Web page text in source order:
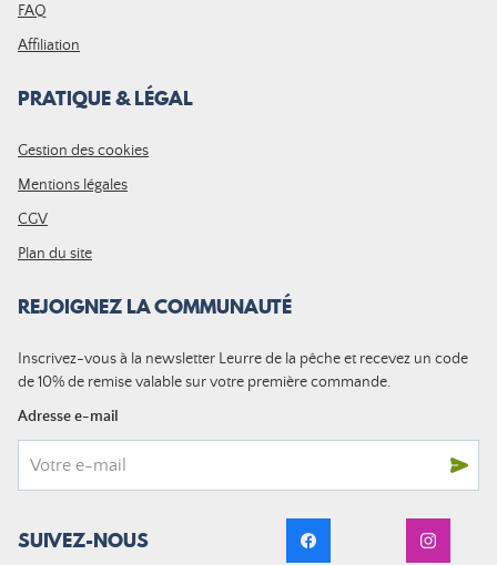
FAQ
Affiliation
PRATIQUE & LÉGAL
Gestion des cookies
Mentions légales
CGV
Plan du site
REJOIGNEZ LA COMMUNAUTÉ
Inscrivez-vous à la newsletter Leurre de la pêche et recevez un code
de 10% de remise valable sur votre première commande.
Adresse e-mail
SUIVEZ-NOUS